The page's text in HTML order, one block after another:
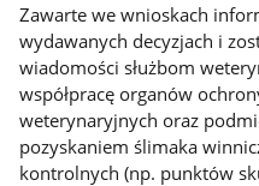
Zawarte we wnioskach
wydawanych decyzjach i
wiadomości służbom
współpracę organów
weterynaryjnych oraz
pozyskaniem ślimaka
kontrolnych (np. punktów